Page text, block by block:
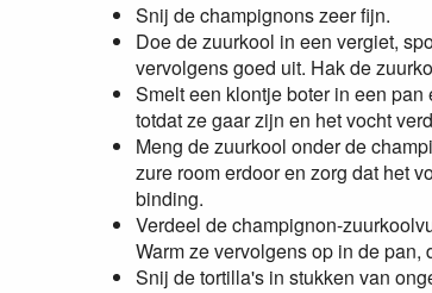
Snij de champignons zeer fijn.
Doe de zuurkool in een vergiet,
vervolgens goed uit. Hak de
Smelt een klontje boter in een
totdat ze gaar zijn en het vocht
Meng de zuurkool onder de
zure room erdoor en zorg dat het
binding.
Verdeel de champignon-
Warm ze vervolgens op in de pan,
Snij de tortilla's in stukken van